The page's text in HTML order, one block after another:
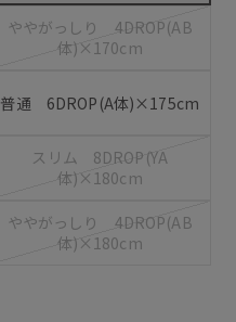
ややがっしり 4DROP(AB
体)×170cm
普通 6DROP(A体)×175cm
スリム 8DROP(YA
体)×180cm
ややがっしり 4DROP(AB
体)×180cm